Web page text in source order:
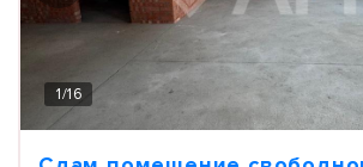
1/16